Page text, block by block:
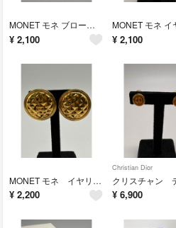
MONET モネ ブローチ ゴールドカラー no.207
¥ 2,100 ¥ 2,100
MONET モネ イヤリング 大きめ 丸型 ゴールドカラー no.207
¥ 2,200
Christian Dior
¥ 6,900